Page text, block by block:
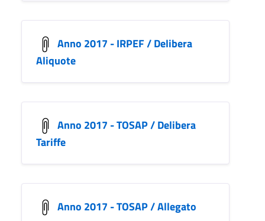
Anno 2017 - IRPEF / Delibera
Aliquote
Anno 2017 - TOSAP / Delibera
Tariffe
Anno 2017 - TOSAP / Allegato